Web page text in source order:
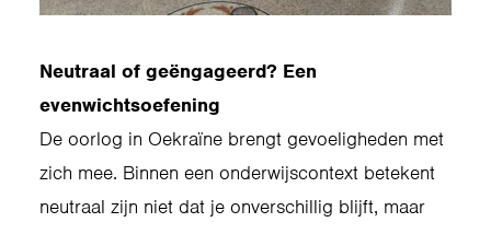
Neutraal of geëngageerd? Een
evenwichtsoefening
De oorlog in Oekraïne brengt gevoeligheden met
zich mee. Binnen een onderwijscontext betekent
neutraal zijn niet dat je onverschillig blijft, maar